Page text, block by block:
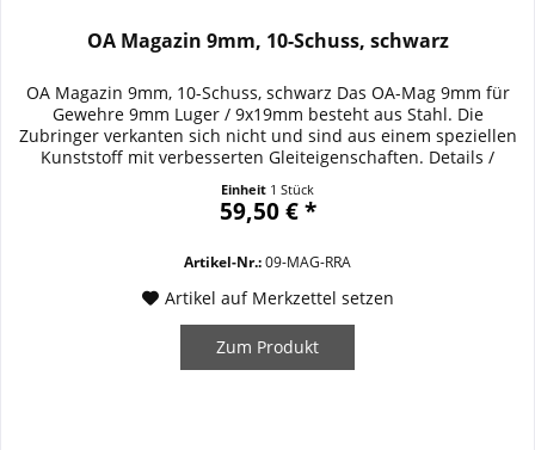
OA Magazin 9mm, 10-Schuss, schwarz
OA Magazin 9mm, 10-Schuss, schwarz Das OA-Mag 9mm für
Gewehre 9mm Luger / 9x19mm besteht aus Stahl. Die
Zubringer verkanten sich nicht und sind aus einem speziellen
Kunststoff mit verbesserten Gleiteigenschaften. Details /
Magazinfedern aus rostfreiem Federstahl für Gewehre 9mm
Luger / 9x19mm Zubringer verkanten...
Einheit 1 Stück
59,50 € *
Artikel-Nr.:09-MAG-RRA
Artikel auf Merkzettel setzen
Zum Produkt